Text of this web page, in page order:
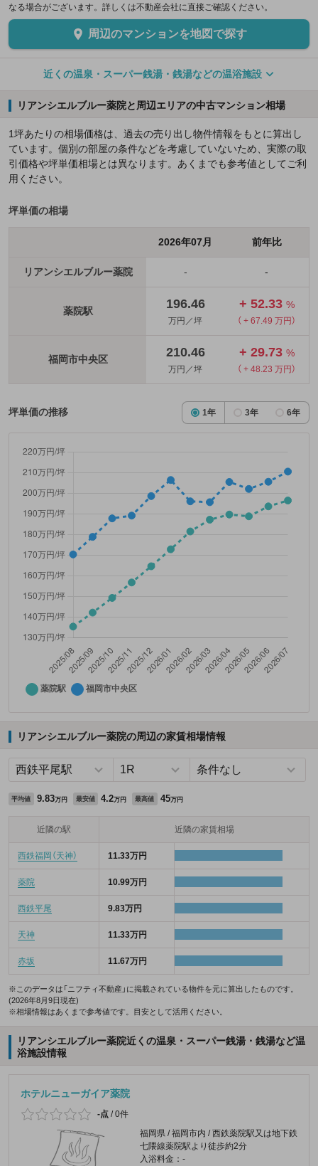
なる場合がございます。詳しくは不動産会社に直接ご確認ください。
周辺のマンションを地図で探す
近くの温泉・スーパー銭湯・銭湯などの温浴施設
リアンシエルブルー薬院と周辺エリアの中古マンション相場
1坪あたりの相場価格は、過去の売り出し物件情報をもとに算出し
ています。個別の部屋の条件などを考慮していないため、実際の取
引価格や坪単価相場とは異なります。あくまでも参考値としてご利
用ください。
坪単価の相場
2026年07月 前年比
リアンシエルブルー薬院 - -
薬院駅 196.46
万円／坪
+ 52.33 %
（ + 67.49 万円）
福岡市中央区 210.46
万円／坪
+ 29.73 %
（ + 48.23 万円）
坪単価の推移 1年 3年 6年
リアンシエルブルー薬院の周辺の家賃相場情報
平均値 9.83万円 最安値 4.2万円 最高値 45万円
近隣の駅 近隣の家賃相場
西鉄福岡（天神） 11.33万円
薬院 10.99万円
西鉄平尾 9.83万円
天神 11.33万円
赤坂 11.67万円
※このデータは「ニフティ不動産」に掲載されている物件を元に算出したものです。
(2026年8月9日現在)
※相場情報はあくまで参考値です。目安として活用ください。
リアンシエルブルー薬院近くの温泉・スーパー銭湯・銭湯など温
浴施設情報
ホテルニューガイア薬院
-点 /0件
福岡県 / 福岡市内 / 西鉄薬院駅又は地下鉄
七隈線薬院駅より徒歩約2分
入浴料金：-